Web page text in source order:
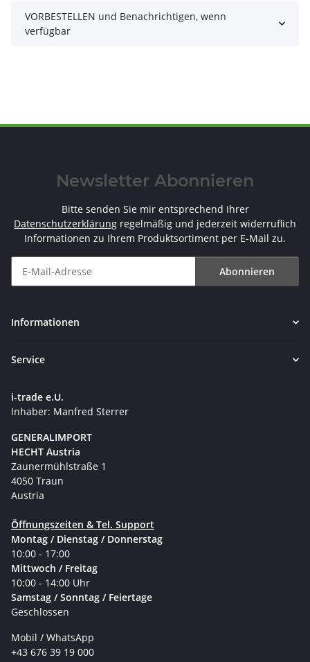
VORBESTELLEN und Benachrichtigen, wenn
verfügbar
Newsletter Abonnieren
Bitte senden Sie mir entsprechend Ihrer
Datenschutzerklärung regelmäßig und jederzeit widerruflich
Informationen zu Ihrem Produktsortiment per E-Mail zu.
Abonnieren
Informationen
Service
i-trade e.U.
Inhaber: Manfred Sterrer
GENERALIMPORT
HECHT Austria
Zaunermühlstraße 1
4050 Traun
Austria
Öffnungszeiten & Tel. Support
Montag / Dienstag / Donnerstag
10:00 - 17:00
Mittwoch / Freitag
10:00 - 14:00 Uhr
Samstag / Sonntag / Feiertage
Geschlossen
Mobil / WhatsApp
+43 676 39 19 000